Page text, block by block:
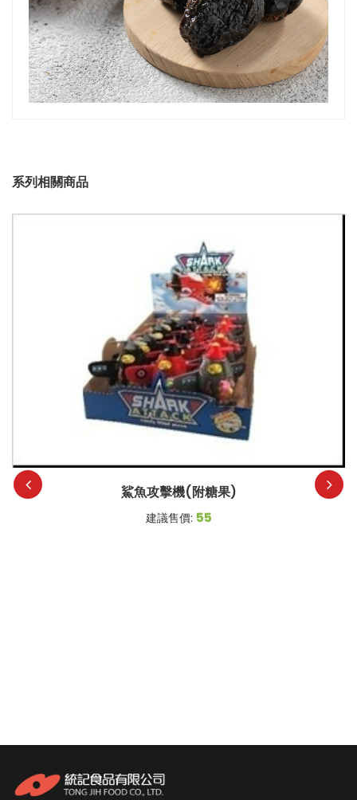
系列相關商品
鯊魚攻擊機(附糖果)
建議售價: 55